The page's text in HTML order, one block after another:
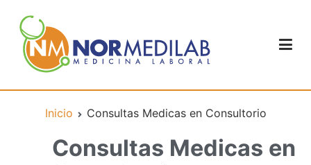
Normedilab
Inicio Consultas Medicas en Consultorio
Consultas Medicas en